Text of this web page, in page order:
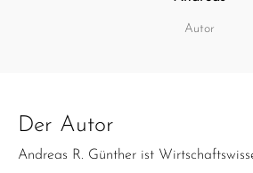
Autor
Der Autor
Andreas R. Günther ist